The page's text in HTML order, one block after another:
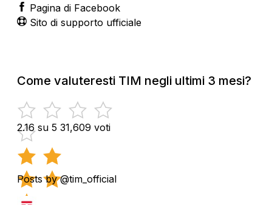
Pagina di Facebook
Sito di supporto ufficiale
Come valuteresti TIM negli ultimi 3 mesi?
2.16 su 5 31,609 voti
Posts by @tim_official